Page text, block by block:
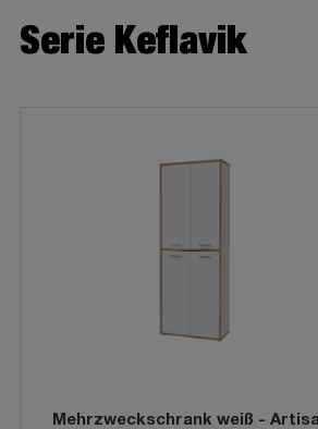
Serie Keflavik
Mehrzweckschrank weiß -